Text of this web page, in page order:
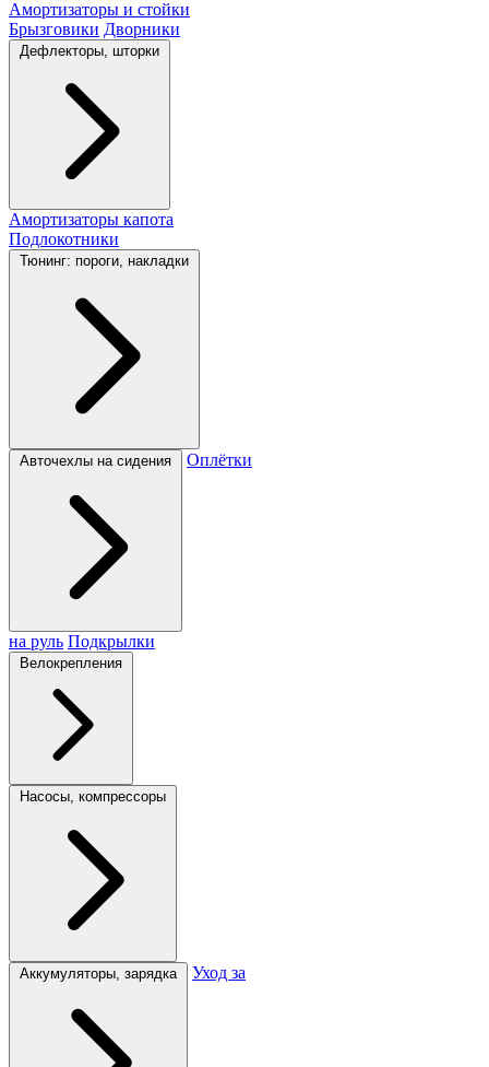
Амортизаторы и стойки
Брызговики Дворники
Дефлекторы, шторки
Амортизаторы капота
Подлокотники
Тюнинг: пороги, накладки
Авточехлы на сидения Оплётки
на руль Подкрылки
Велокрепления
Насосы, компрессоры
Аккумуляторы, зарядка Уход за